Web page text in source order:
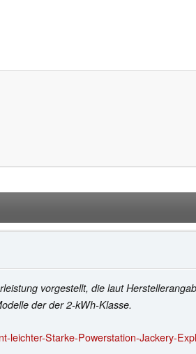
vorgestellt, die laut
der der 2-kWh-Klasse.
leichter-Starke-Powerstation-Jackery-